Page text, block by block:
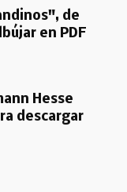
de
en PDF
Hesse
descargar